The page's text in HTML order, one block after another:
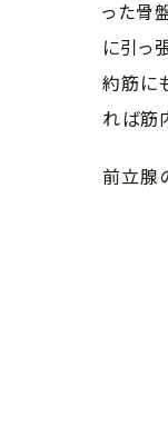
った骨
に引っ
約筋に
れば筋
前立腺